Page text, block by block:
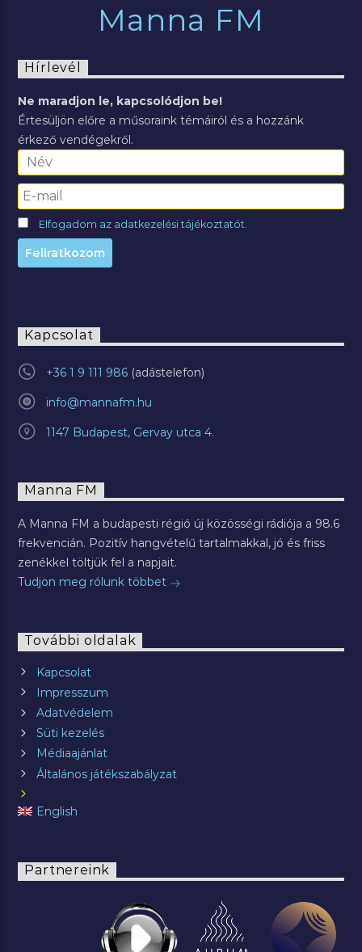
Manna FM
Hírlevél
Ne maradjon le, kapcsolódjon be!
Értesüljön előre a műsoraink témáiról és a hozzánk
érkező vendégekről.
Elfogadom az adatkezelési tájékoztatót.
Kapcsolat
+36 1 9 111 986
info@mannafm.hu
1147 Budapest, Gervay utca 4.
Manna FM
A Manna FM a budapesti régió új közösségi rádiója a 98.6
frekvencián. Pozitív hangvételű tartalmakkal, jó és friss
zenékkel töltjük fel a napjait.
Tudjon meg rólunk többet
További oldalak
Kapcsolat
Impresszum
Adatvédelem
Süti kezelés
Médiaajánlat
Általános játékszabályzat
English
Partnereink